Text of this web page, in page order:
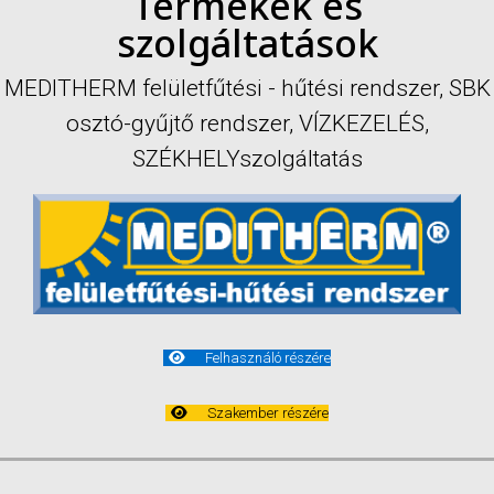
szolgáltatások
MEDITHERM felületfűtési - hűtési rendszer, SBK
osztó-gyűjtő rendszer, VÍZKEZELÉS,
SZÉKHELYszolgáltatás
Felhasználó részére
Szakember részére